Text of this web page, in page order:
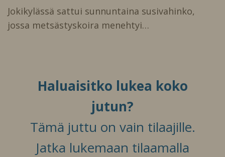
Jokikylässä sattui sunnuntaina susivahinko,
jossa metsästyskoira menehtyi…
Haluaisitko lukea koko
jutun?
Tämä juttu on vain tilaajille.
Jatka lukemaan tilaamalla